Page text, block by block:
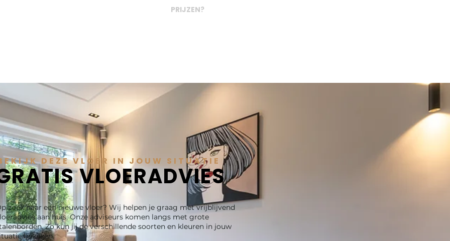
PRIJZEN?
DEZE VLOER IN JOUW SITUATIE
VLOERADVIES
zoek naar een nieuwe vloer? Wij helpen je graag met vrijblijvend
aan huis. Onze adviseurs komen langs met grote
Zo kun jij de verschillende soorten en kleuren in jouw
bekijken.